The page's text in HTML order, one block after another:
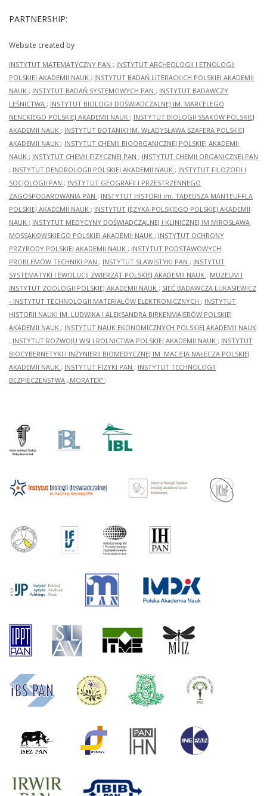
PARTNERSHIP:
Website created by
INSTYTUT MATEMATYCZNY PAN ; INSTYTUT ARCHEOLOGII I ETNOLOGII
POLSKIEJ AKADEMII NAUK ; INSTYTUT BADAŃ LITERACKICH POLSKIEJ AKADEMII
NAUK ; INSTYTUT BADAŃ SYSTEMOWYCH PAN ; INSTYTUT BADAWCZY
LEŚNICTWA ; INSTYTUT BIOLOGII DOŚWIADCZALNEJ IM. MARCELEGO
NENCKIEGO POLSKIEJ AKADEMII NAUK ; INSTYTUT BIOLOGII SSAKÓW POLSKIEJ
AKADEMII NAUK ; INSTYTUT BOTANIKI IM. WŁADYSŁAWA SZAFERA POLSKIEJ
AKADEMII NAUK ; INSTYTUT CHEMII BIOORGANICZNEJ POLSKIEJ AKADEMII
NAUK ; INSTYTUT CHEMII FIZYCZNEJ PAN ; INSTYTUT CHEMII ORGANICZNEJ PAN
; INSTYTUT DENDROLOGII POLSKIEJ AKADEMII NAUK ; INSTYTUT FILOZOFII I
SOCJOLOGII PAN ; INSTYTUT GEOGRAFII I PRZESTRZENNEGO
ZAGOSPODAROWANIA PAN ; INSTYTUT HISTORII im. TADEUSZA MANTEUFFLA
POLSKIEJ AKADEMII NAUK ; INSTYTUT JĘZYKA POLSKIEGO POLSKIEJ AKADEMII
NAUK ; INSTYTUT MEDYCYNY DOŚWIADCZALNEJ I KLINICZNEJ IM.MIROSŁAWA
MOSSAKOWSKIEGO POLSKIEJ AKADEMII NAUK ; INSTYTUT OCHRONY
PRZYRODY POLSKIEJ AKADEMII NAUK ; INSTYTUT PODSTAWOWYCH
PROBLEMÓW TECHNIKI PAN ; INSTYTUT SLAWISTYKI PAN ; INSTYTUT
SYSTEMATYKI I EWOLUCJI ZWIERZĄT POLSKIEJ AKADEMII NAUK ; MUZEUM I
INSTYTUT ZOOLOGII POLSKIEJ AKADEMII NAUK ; SIEĆ BADAWCZA ŁUKASIEWICZ
- INSTYTUT TECHNOLOGII MATERIAŁÓW ELEKTRONICZNYCH ; INSTYTUT
HISTORII NAUKI IM. LUDWIKA I ALEKSANDRA BIRKENMAJERÓW POLSKIEJ
AKADEMII NAUK ; INSTYTUT NAUK EKONOMICZNYCH POLSKIEJ AKADEMII NAUK
; INSTYTUT ROZWOJU WSI I ROLNICTWA POLSKIEJ AKADEMII NAUK ; INSTYTUT
BIOCYBERNETYKI I INŻYNIERII BIOMEDYCZNEJ IM. MACIEJA NAŁĘCZA POLSKIEJ
AKADEMII NAUK ; INSTYTUT FIZYKI PAN ; INSTYTUT TECHNOLOGII
BEZPIECZEŃSTWA „MORATEX” ;